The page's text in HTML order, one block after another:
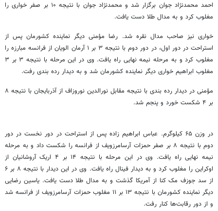
احمد محمدنژاد جوان برگزار شد و محمدنژاد جوان با نتیجه ۱۰ بر صفر خواری را
مغلوب کرد و به مدال طلا دست یافت.
خواری نیز صاحب مدال نقره شد. رضا مؤمنی دیگر نماینده کشورمان پس از
استراحت در دور اول، در دور دوم با نتیجه ۳ بر ۱ آرمان
الویاناز فرانسه مبارزه را
مغلوب کرد و به مرحله نیمه نهایی راه یافت. وی در این مرحله با نتیجه ۳ بر ۳
مغلوب ابراهیم خواری دیگر نماینده کشورمان شد و به دیدار رده بندی رفت.
مؤمنی در دیدار رده بندی با نتیجه مقابل نورالدین نوروزاف
از آذربایجان با نتیجه ۸
بر ۴ شکست خورد و پنجم شد.
در وزن ۶۵ کیلوگرم. عباس ابراهیم زاده پس از استراحت در دور نخست در دور
دوم با نتیجه ۸ بر صفر
حمزات آرسامرزویفاز فرانسه را شکست داد و به مرحله
نیمه نهایی راه یافت. وی در این مرحله با نتیجه ۱۴ بر ۴
اریک آروشانیان از
اوکراین را مغلوب کرد و به دیدار فینال راه یافت. وی در این دیدار با نتیجه ۸ بر ۶
از سد جوزف مککنا از آمریکا گذشت و به مدال طلا دست یافت. یاسین رضایی
دیگر نماینده کشورمان با نتیجه ۱۳ بر ۱۱ مغلوب
حمزات آرسامرزویفاز فرانسه شد
و از دور رقابت‌ها کنار رفت.